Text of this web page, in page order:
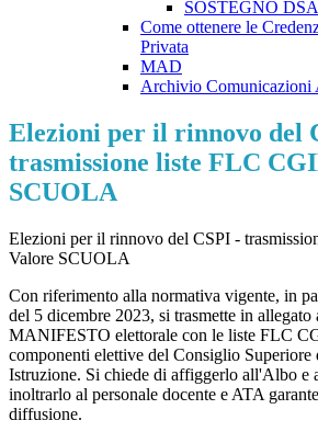
SOSTEGNO
Come ottenere le
Privata
MAD
Archivio Comunicazioni
Elezioni per il rinnovo del
trasmissione liste FLC
SCUOLA
Elezioni per il rinnovo del CSPI -
Valore SCUOLA
Con riferimento alla normativa vigente, in
del 5 dicembre 2023, si trasmette in allegato
MANIFESTO elettorale con le liste FLC
componenti elettive del Consiglio Superiore
Istruzione. Si chiede di affiggerlo all'Albo e
inoltrarlo al personale docente e ATA
diffusione.